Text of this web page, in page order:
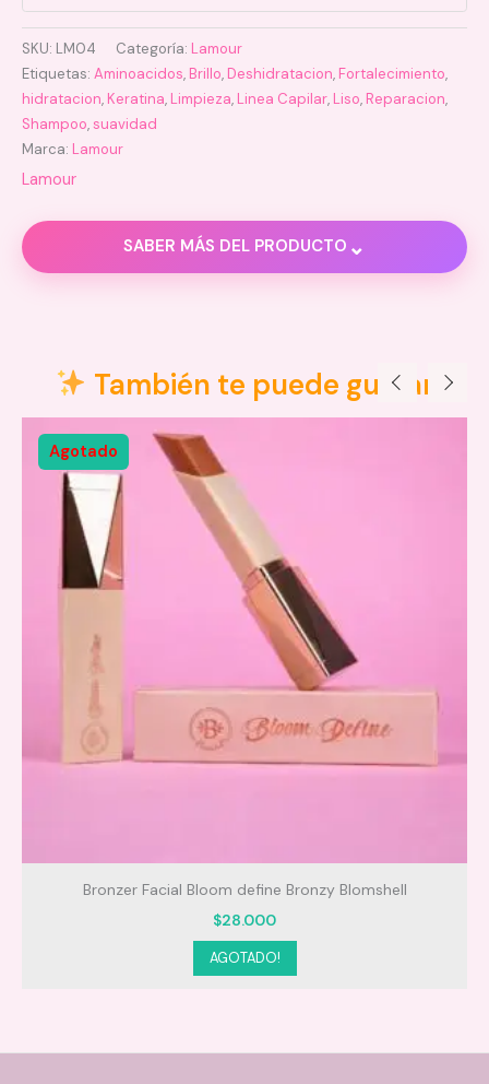
SKU: LM04 Categoría: Lamour
Etiquetas: Aminoacidos, Brillo, Deshidratacion, Fortalecimiento,
hidratacion, Keratina, Limpieza, Linea Capilar, Liso, Reparacion,
Shampoo,suavidad
Marca: Lamour
Lamour
SABER MÁS DEL PRODUCTO ⌄
Valoraciones (0)También te puede gustar
Agotado
Bronzer Facial Bloom define Bronzy Blomshell
$28.000
AGOTADO!